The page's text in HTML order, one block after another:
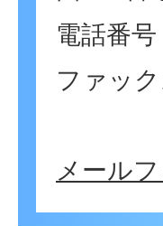
電話番号
ファック
メール